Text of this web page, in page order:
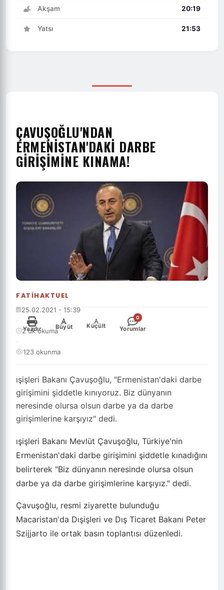
Akşam 20:19
Yatsı 21:53
FATIHAKTUEL
ÇAVUŞOĞLU'NDAN
ERMENISTAN'DAKI DARBE
GIRIŞIMINE KINAMA!
ışişleri Bakanı Çavuşoğlu, "Ermenistan'daki darbe
girişimini şiddetle kınıyoruz. Biz dünyanın
neresinde olursa olsun darbe ya da darbe
girişimlerine karşıyız" dedi.
25.02.2021 - 15:39
·
2 dk okuma
·
123 okunma
Yazdır
+
Büyüt
-
Küçült
0
Yorumlar
ışişleri Bakanı Mevlüt Çavuşoğlu, Türkiye'nin
Ermenistan'daki darbe girişimini şiddetle kınadığını
belirterek "Biz dünyanın neresinde olursa olsun
darbe ya da darbe girişimlerine karşıyız." dedi.
Çavuşoğlu, resmi ziyarette bulunduğu
Macaristan'da Dışişleri ve Dış Ticaret Bakanı Peter
Szijjarto ile ortak basın toplantısı düzenledi.